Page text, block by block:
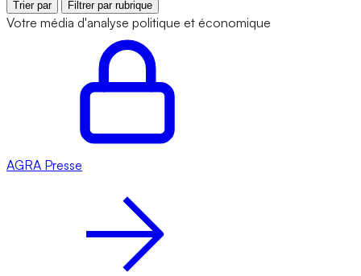
Trier par Filtrer par rubrique
Votre média d'analyse politique et économique
AGRA Presse